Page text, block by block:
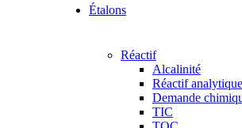
Étalons
Réactif
Alcalinité
Réactif analytique
Demande
TIC